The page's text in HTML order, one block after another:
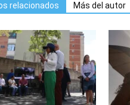
relacionados Más del autor